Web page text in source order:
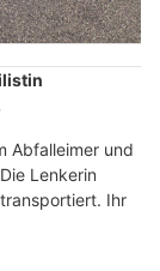
Abfalleimer und
Lenkerin
Ihr